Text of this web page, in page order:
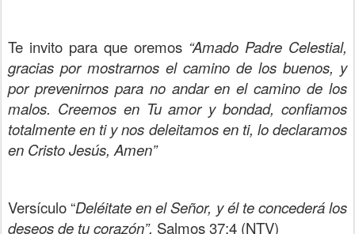
Te invito para que oremos “Amado Padre Celestial,
gracias por mostrarnos el camino de los buenos, y
por prevenirnos para no andar en el camino de los
malos. Creemos en Tu amor y bondad, confiamos
totalmente en ti y nos deleitamos en ti, lo declaramos
en Cristo Jesús, Amen”
Versículo “Deléitate en el Señor, y él te concederá los
deseos de tu corazón”. Salmos 37:4 (NTV)